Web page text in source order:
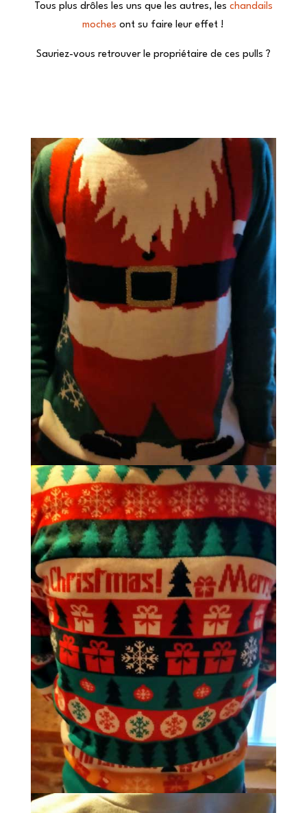
Tous plus drôles les uns que les autres, les chandails
moches ont su faire leur effet !
Sauriez-vous retrouver le propriétaire de ces pulls ?